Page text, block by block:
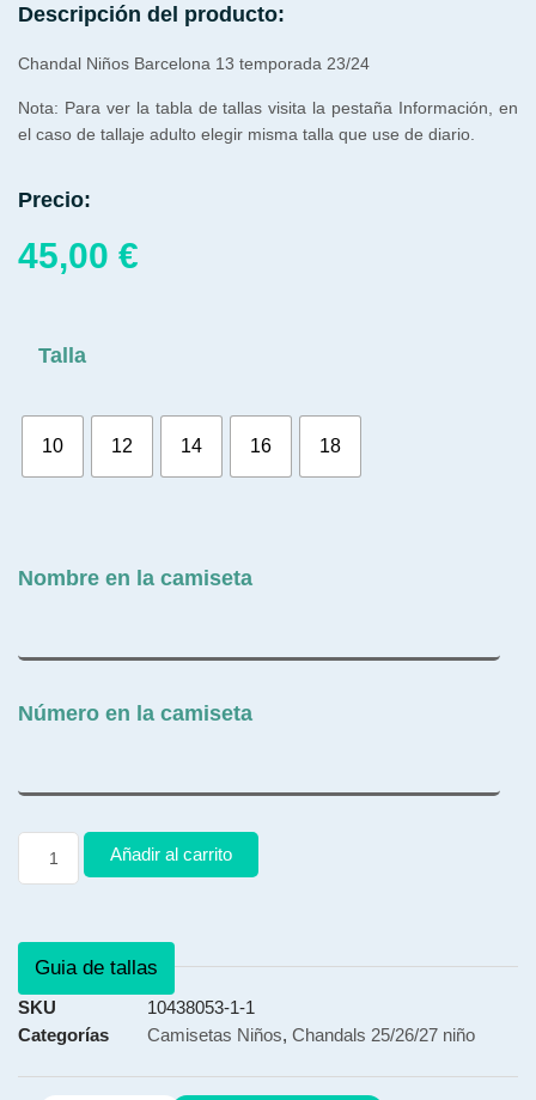
Descripción del producto:
Chandal Niños Barcelona 13 temporada 23/24
Nota: Para ver la tabla de tallas visita la pestaña Información, en
el caso de tallaje adulto elegir misma talla que use de diario.
Precio:
45,00 €
Talla
10 12 14 16 18
Nombre en la camiseta
Número en la camiseta
Añadir al carrito
Guia de tallas
SKU
10438053-1-1
Categorías
Camisetas Niños, Chandals 25/26/27 niño